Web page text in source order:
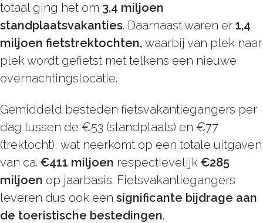
totaal ging het om 3,4 miljoen
standplaatsvakanties. Daarnaast waren er 1,4
miljoen fietstrektochten, waarbij van plek naar
plek wordt gefietst met telkens een nieuwe
overnachtingslocatie.
Gemiddeld besteden fietsvakantiegangers per
dag tussen de €53 (standplaats) en €77
(trektocht), wat neerkomt op een totale uitgaven
van ca. €411 miljoen respectievelijk €285
miljoen op jaarbasis. Fietsvakantiegangers
leveren dus ook een significante bijdrage aan
de toeristische bestedingen.